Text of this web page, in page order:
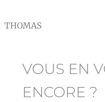
THOMAS
VOUS EN
ENCORE ?